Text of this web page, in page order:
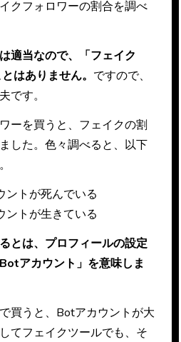
クフォロワーの割合を調べ
適当なので、「フェイク
はありません。 ですので、
です。
ーを買うと、フェイクの割
した。色々調べると、以下
ントが死んでいる
ントが生きている
とは、プロフィールの設定
アカウント」を意味しま
買うと、Botアカウントが大
てフェイクツールでも、そ